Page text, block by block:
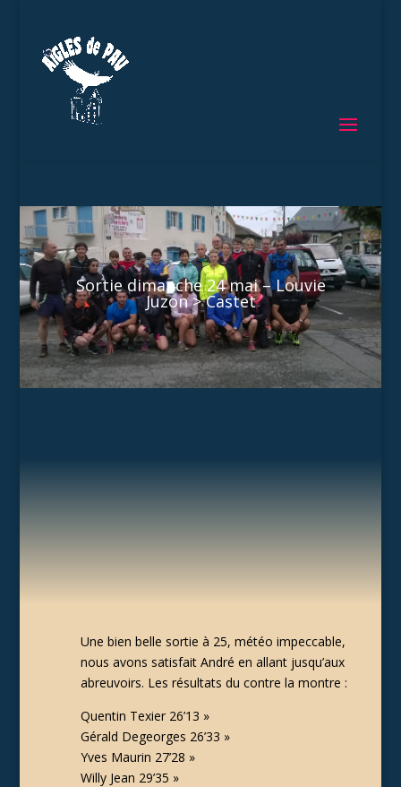
Sortie dimanche 24 mai – Louvie
Juzon > Castet
Une bien belle sortie à 25, météo impeccable,
nous avons satisfait André en allant jusqu’aux
abreuvoirs. Les résultats du contre la montre :
Quentin Texier 26’13 »
Gérald Degeorges 26’33 »
Yves Maurin 27’28 »
Willy Jean 29’35 »